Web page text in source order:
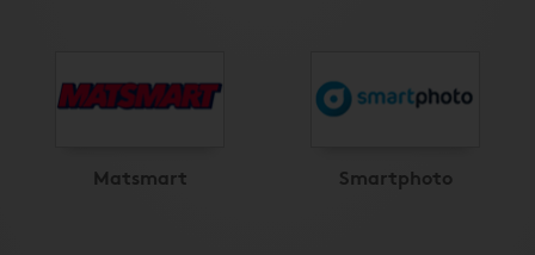
Matsmart Smartphoto